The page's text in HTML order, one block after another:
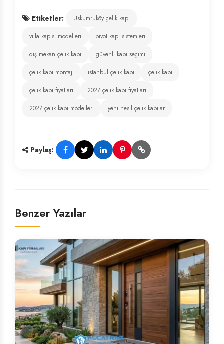
Etiketler:
Uskumruköy çelik kapı
villa kapısı modelleri
pivot kapı sistemleri
dış mekan çelik kapı
güvenli kapı seçimi
çelik kapı montajı
istanbul çelik kapı
çelik kapı
çelik kapı fiyatları
2027 çelik kapı fiyatları
2027 çelik kapı modelleri
yeni nesil çelik kapılar
Paylaş:
Benzer Yazılar